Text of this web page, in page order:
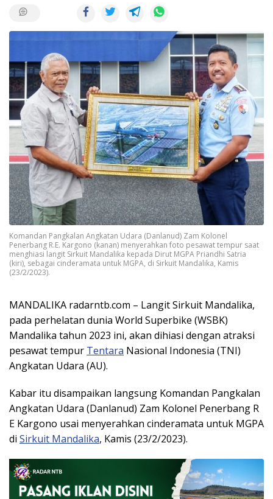
Komandan Pangkalan Angkatan Udara (Danlanud) Zam Kolonel
Penerbang R.E. Kargono (kanan) menyerahkan foto pesawat tempur saat
menghiasi langit Sirkuit Mandalika kepada Dirut MGPA Priandhi Satria
(kiri), sebagai cinderamata untuk MGPA, di Sirkuit Mandalika, Kamis
(23/2/2023).
MANDALIKA radarntb.com – Langit Sirkuit Mandalika,
pada perhelatan dunia World Superbike (WSBK)
Mandalika tahun 2023 ini, akan dihiasi dengan atraksi
pesawat tempur Tentara Nasional Indonesia (TNI)
Angkatan Udara (AU).
Kabar itu disampaikan langsung Komandan Pangkalan
Angkatan Udara (Danlanud) Zam Kolonel Penerbang R
E Kargono usai menyerahkan cinderamata untuk MGPA
di Sirkuit Mandalika, Kamis (23/2/2023).